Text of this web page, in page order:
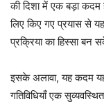
की दिशा में एक बड़ा कदम
लिए किए गए प्रयास से
प्रक्रिया का हिस्सा बन
इसके अलावा, यह कदम
गतिविधियाँ एक